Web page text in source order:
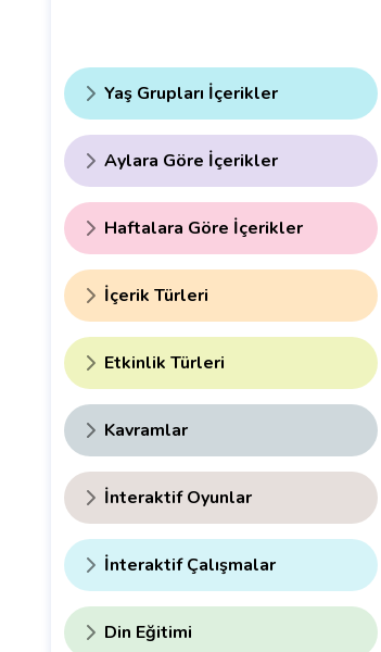
Yaş Grupları İçerikler
Aylara Göre İçerikler
Haftalara Göre İçerikler
İçerik Türleri
Etkinlik Türleri
Kavramlar
İnteraktif Oyunlar
İnteraktif Çalışmalar
Din Eğitimi